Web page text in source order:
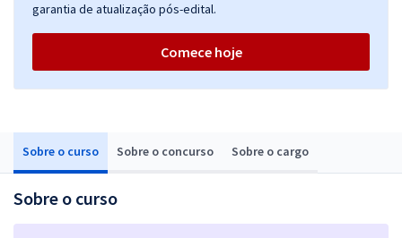
Sobre o curso Sobre o concurso Sobre o cargo
Sobre o curso
garantia de atualização pós-edital.
Comece hoje